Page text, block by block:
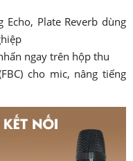
Plate Reverb dùng
ngay trên hộp thu
cho mic, nâng tiếng